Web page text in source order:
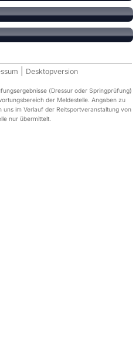
Desktopversion
(Dressur oder Springprüfung)
der Meldestelle. Angaben zu
im Verlauf der Reitsportveranstaltung von
nur übermittelt.